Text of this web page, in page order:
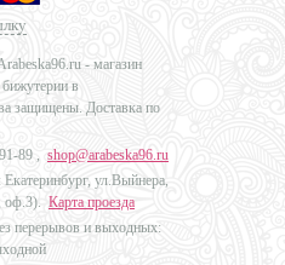
- магазин
в
защищены. Доставка по
89 , shop@arabeska96.ru
ул.Выйнера,
оф.3). Карта проезда
перерывов и выходных: